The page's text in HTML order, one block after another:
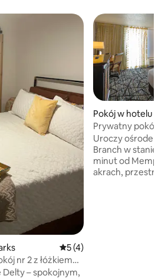
Średnia ocena: 5 na 5,
5 (4)
nr 2 z łóżkiem
zabytkowy)
– spokojnym,
Pokój w hotelu w:
Prywatny pokój
Uroczy ośrodek
Branch w stanie
minut od
akrach,